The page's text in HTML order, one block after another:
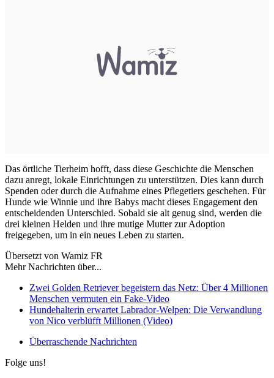
Das örtliche Tierheim hofft, dass diese Geschichte die Menschen
dazu anregt, lokale Einrichtungen zu unterstützen. Dies kann durch
Spenden oder durch die Aufnahme eines Pflegetiers geschehen. Für
Hunde wie Winnie und ihre Babys macht dieses Engagement den
entscheidenden Unterschied. Sobald sie alt genug sind, werden die
drei kleinen Helden und ihre mutige Mutter zur Adoption
freigegeben, um in ein neues Leben zu starten.
Übersetzt von Wamiz FR
Mehr Nachrichten über...
Zwei Golden Retriever begeistern das Netz: Über 4 Millionen
Menschen vermuten ein Fake-Video
Hundehalterin erwartet Labrador-Welpen: Die Verwandlung
von Nico verblüfft Millionen (Video)
Überraschende Nachrichten
Folge uns!